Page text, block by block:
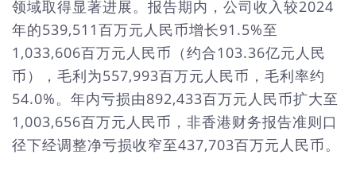
领域取得显著进展。报告期内，公司收入较2024
年的539,511百万元人民币增长91.5%至
1,033,606百万元人民币（约合103.36亿元人民
币），毛利为557,993百万元人民币，毛利率约
54.0%。年内亏损由892,433百万元人民币扩大至
1,003,656百万元人民币，非香港财务报告准则口
径下经调整净亏损收窄至437,703百万元人民币。